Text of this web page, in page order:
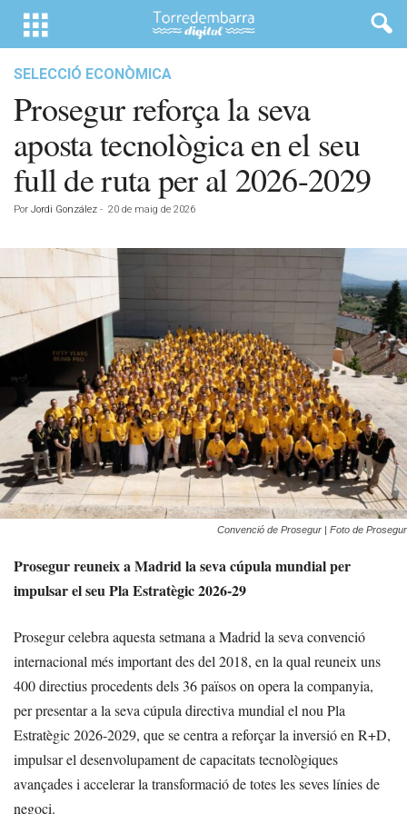
SELECCIÓ ECONÒMICA
Prosegur reforça la seva
aposta tecnològica en el seu
full de ruta per al 2026-2029
Por Jordi González - 20 de maig de 2026
Convenció de Prosegur | Foto de Prosegur
Prosegur reuneix a Madrid la seva cúpula mundial per
impulsar el seu Pla Estratègic 2026-29
Prosegur celebra aquesta setmana a Madrid la seva convenció
internacional més important des del 2018, en la qual reuneix uns
400 directius procedents dels 36 països on opera la companyia,
per presentar a la seva cúpula directiva mundial el nou Pla
Estratègic 2026-2029, que se centra a reforçar la inversió en R+D,
impulsar el desenvolupament de capacitats tecnològiques
avançades i accelerar la transformació de totes les seves línies de
negoci.